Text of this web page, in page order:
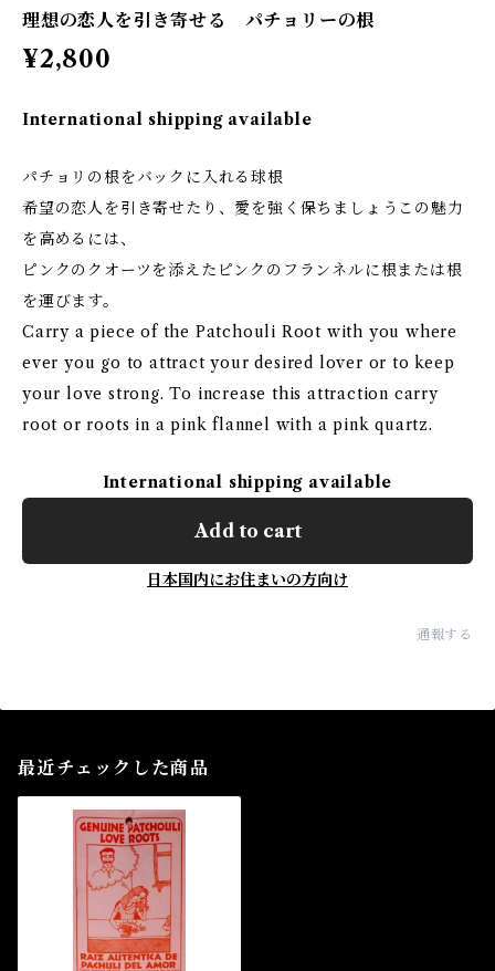
理想の恋人を引き寄せる パチョリーの根
¥2,800
International shipping available
パチョリの根をバックに入れる球根
希望の恋人を引き寄せたり、愛を強く保ちましょうこの魅力
を高めるには、
ピンクのクオーツを添えたピンクのフランネルに根または根
を運びます。
Carry a piece of the Patchouli Root with you where
ever you go to attract your desired lover or to keep
your love strong. To increase this attraction carry
root or roots in a pink flannel with a pink quartz.
International shipping available
Add to cart
日本国内にお住まいの方向け
通報する
最近チェックした商品